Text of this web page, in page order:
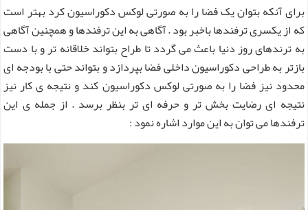
برای آنکه بتوان یک فضا را به صورتی لوکس دکوراسیون کرد بهتر است
که از یکسری ترفندها باخبر بود . آگاهی به این ترفندها و همچنین آگاهی
به ترندهای روز دنیا باعث می گردد تا طراح بتواند خلاقانه تر و با دست
بازتر به طراحی دکوراسیون داخلی فضا بپردازد و بتواند حتی با بودجه ای
محدود نیز فضا را به صورتی لوکس دکوراسیون کند و نتیجه ی کار نیز
نتیجه ای رضایت بخش تر و حرفه ای تر بنظر برسد . از جمله ی این
ترفندها می توان به این موارد اشاره نمود :